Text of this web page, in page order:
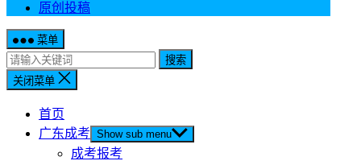
原创投稿
菜单
搜索
关闭菜单
首页
广东成考 Show sub menu
成考报考